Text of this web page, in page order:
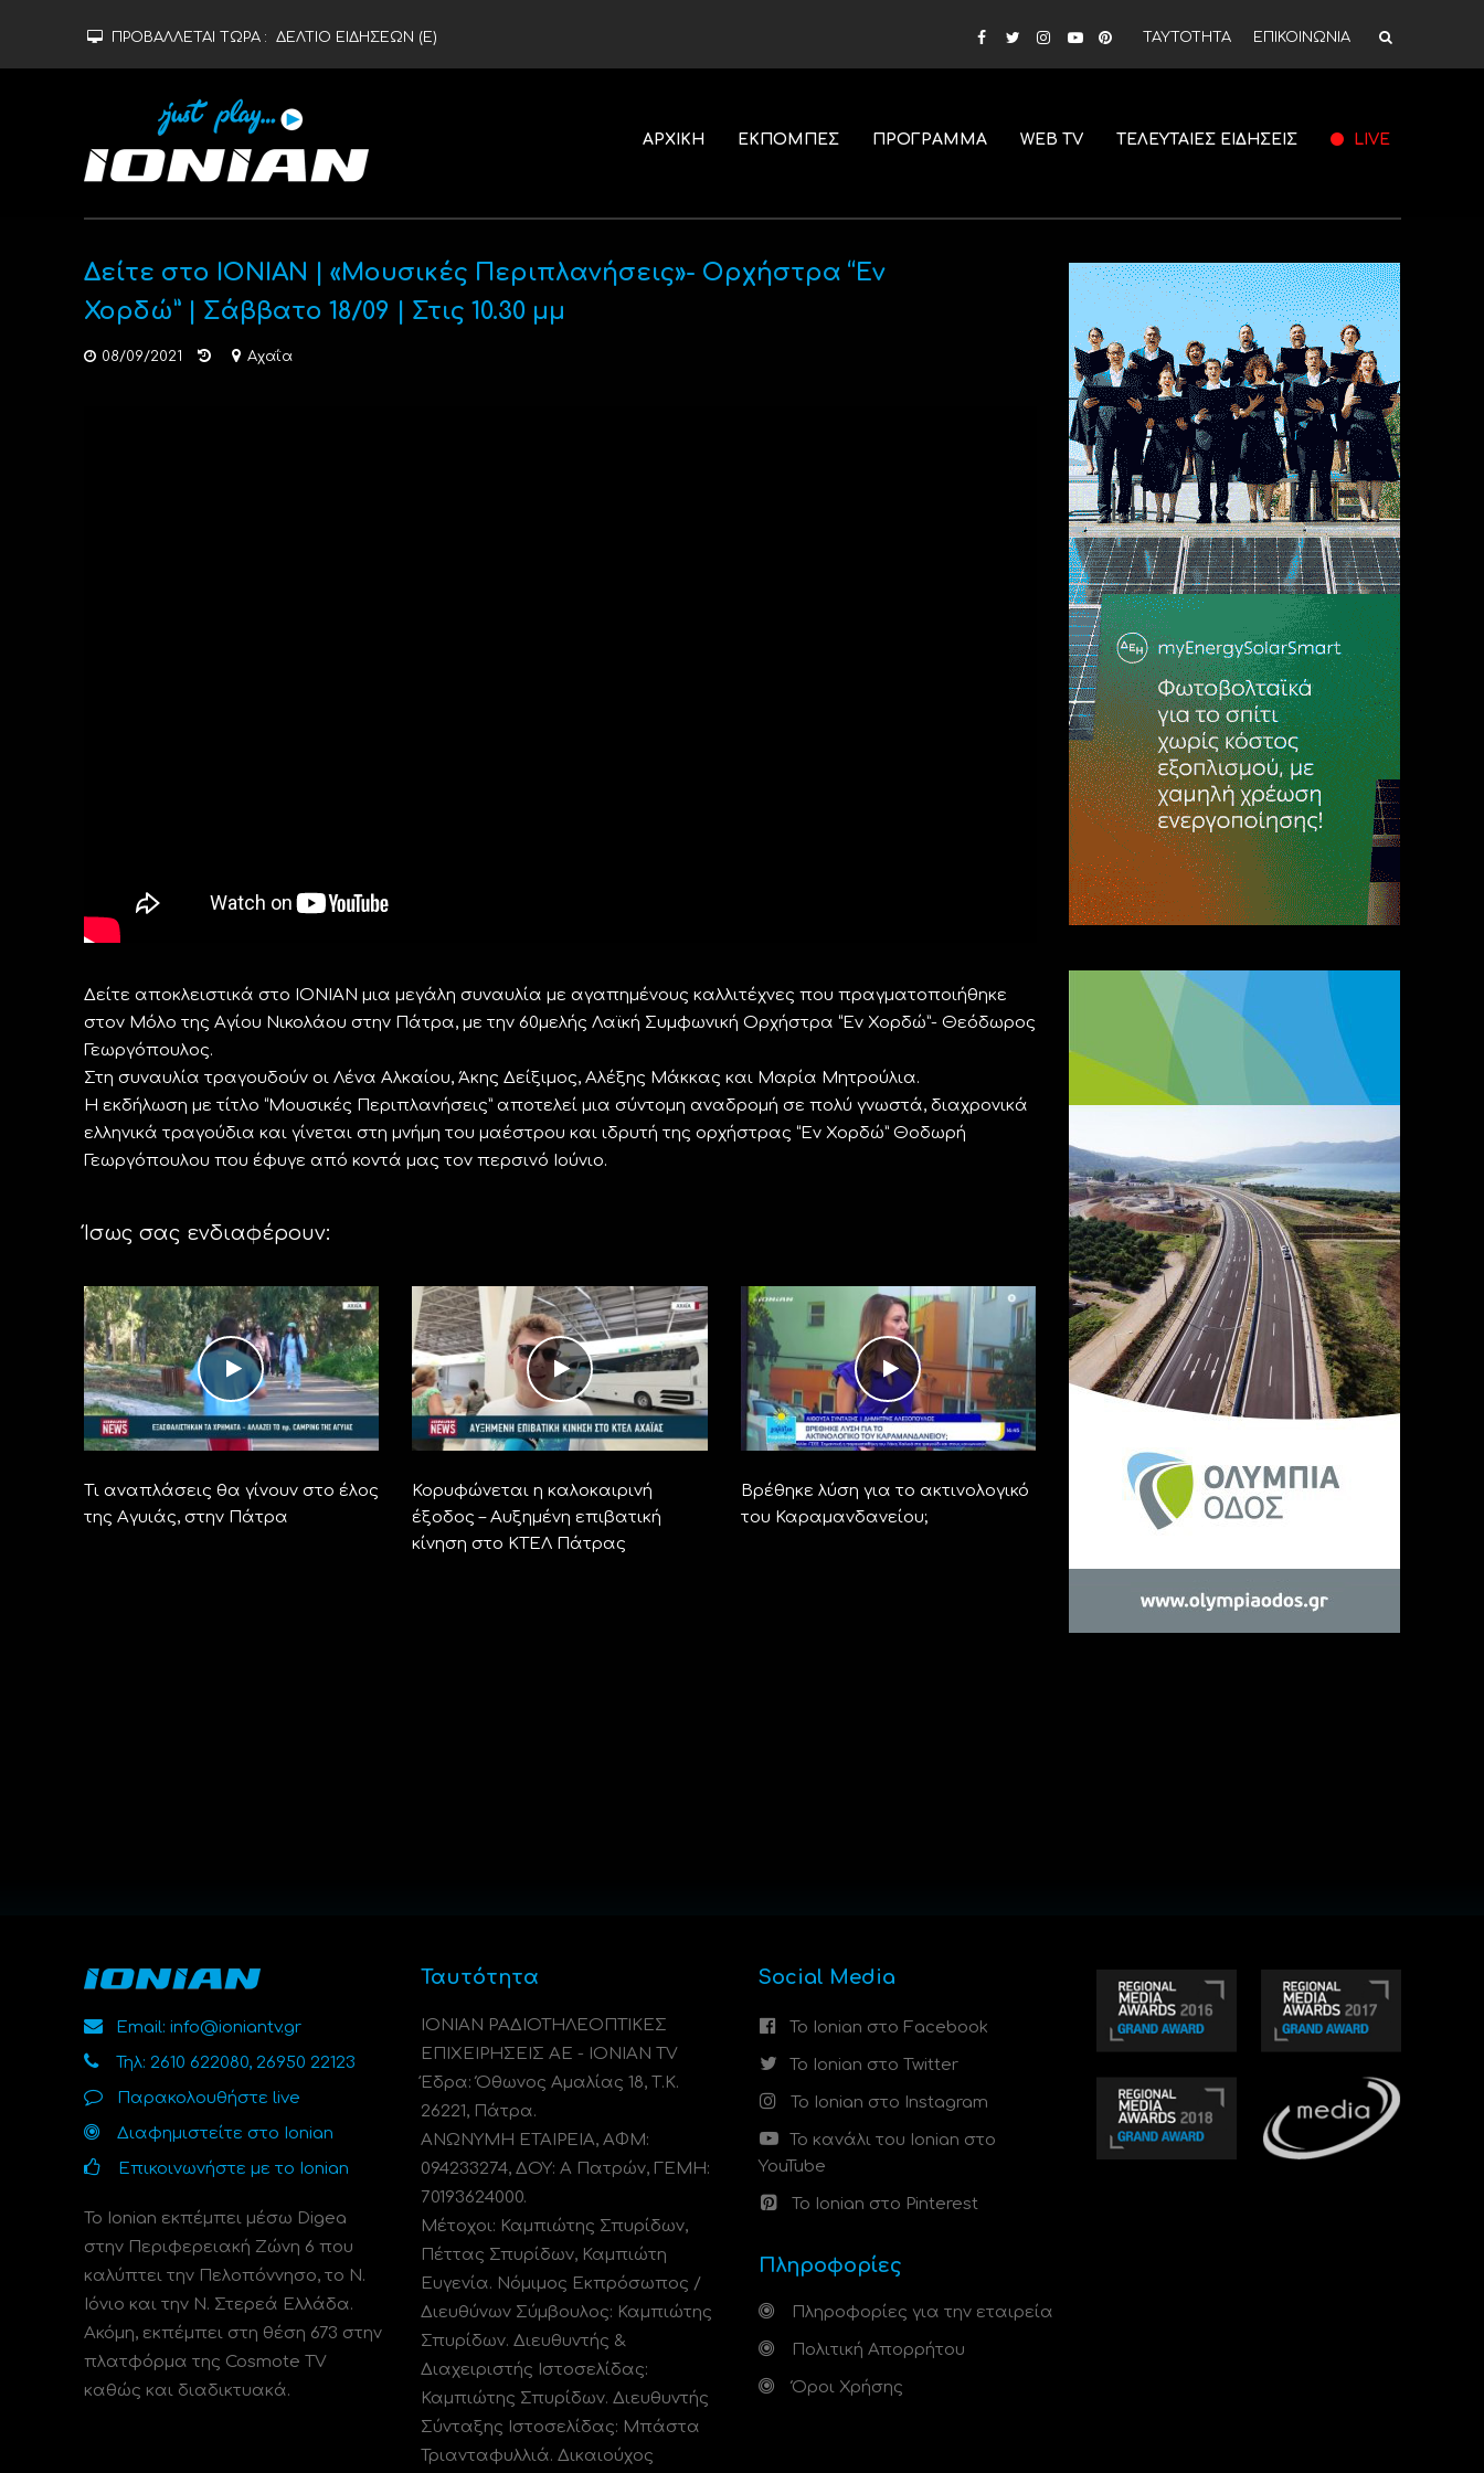
ΠΡΟΒΑΛΛΕΤΑΙ ΤΩΡΑ : ΔΕΛΤΙΟ ΕΙΔΗΣΕΩΝ (Ε) ΤΑΥΤΟΤΗΤΑ ΕΠΙΚΟΙΝΩΝΙΑ
ΑΡΧΙΚΗ ΕΚΠΟΜΠΕΣ ΠΡΟΓΡΑΜΜΑ WEB TV ΤΕΛΕΥΤΑΙΕΣ ΕΙΔΗΣΕΙΣ LIVE
Δείτε στο ΙΟΝΙΑΝ | «Μουσικές Περιπλανήσεις»- Ορχήστρα “Εν
Χορδώ” | Σάββατο 18/09 | Στις 10.30 μμ
08/09/2021 Αχαΐα
Δείτε αποκλειστικά στο ΙΟΝΙΑΝ μια μεγάλη συναυλία με αγαπημένους καλλιτέχνες που πραγματοποιήθηκε
στον Μόλο της Αγίου Νικολάου στην Πάτρα, με την 60μελής Λαϊκή Συμφωνική Ορχήστρα “Εν Χορδώ”- Θεόδωρος
Γεωργόπουλος.
Στη συναυλία τραγουδούν οι Λένα Αλκαίου, Άκης Δείξιμος, Αλέξης Μάκκας και Μαρία Μητρούλια.
Η εκδήλωση με τίτλο “Μουσικές Περιπλανήσεις” αποτελεί μια σύντομη αναδρομή σε πολύ γνωστά, διαχρονικά
ελληνικά τραγούδια και γίνεται στη μνήμη του μαέστρου και ιδρυτή της ορχήστρας “Εν Χορδώ” Θοδωρή
Γεωργόπουλου που έφυγε από κοντά μας τον περσινό Ιούνιο.
Ίσως σας ενδιαφέρουν:
Τι αναπλάσεις θα γίνουν στο έλος
της Αγυιάς, στην Πάτρα
Κορυφώνεται η καλοκαιρινή
έξοδος – Αυξημένη επιβατική
κίνηση στο ΚΤΕΛ Πάτρας
Βρέθηκε λύση για το ακτινολογικό
του Καραμανδανείου;
Email: info@ioniantv.gr
Τηλ: 2610 622080, 26950 22123
Παρακολουθήστε live
Διαφημιστείτε στο Ionian
Επικοινωνήστε με το Ionian
Το Ionian εκπέμπει μέσω Digea
στην Περιφερειακή Ζώνη 6 που
καλύπτει την Πελοπόννησο, το N.
Ιόνιο και την Ν. Στερεά Ελλάδα.
Ακόμη, εκπέμπει στη θέση 673 στην
πλατφόρμα της Cosmote TV
καθώς και διαδικτυακά.
Ταυτότητα
ΙΟΝΙΑΝ ΡΑΔΙΟΤΗΛΕΟΠΤΙΚΕΣ
ΕΠΙΧΕΙΡΗΣΕΙΣ ΑΕ - IONIAN TV
Έδρα: Όθωνος Αμαλίας 18, Τ.Κ.
26221, Πάτρα.
ΑΝΩΝΥΜΗ ΕΤΑΙΡΕΙΑ, ΑΦΜ:
094233274, ΔΟΥ: A Πατρών, ΓΕΜΗ:
70193624000.
Μέτοχοι: Καμπιώτης Σπυρίδων,
Πέττας Σπυρίδων, Καμπιώτη
Ευγενία. Νόμιμος Εκπρόσωπος /
Διευθύνων Σύμβουλος: Καμπιώτης
Σπυρίδων. Διευθυντής &
Διαχειριστής Ιστοσελίδας:
Καμπιώτης Σπυρίδων. Διευθυντής
Σύνταξης Ιστοσελίδας: Μπάστα
Τριανταφυλλιά. Δικαιούχος
Social Media
Το Ionian στο Facebook
Το Ionian στο Twitter
Το Ionian στο Instagram
Το κανάλι του Ionian στο
YouTube
Το Ionian στο Pinterest
Πληροφορίες
Πληροφορίες για την εταιρεία
Πολιτική Απορρήτου
Όροι Χρήσης